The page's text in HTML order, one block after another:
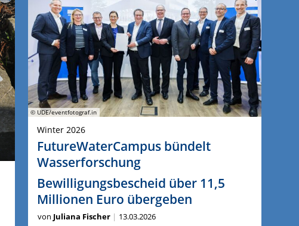
© UDE/eventfotograf.in
Winter 2026
FutureWaterCampus bündelt
Wasserforschung
Bewilligungsbescheid über 11,5
Millionen Euro übergeben
von Juliana Fischer 13.03.2026